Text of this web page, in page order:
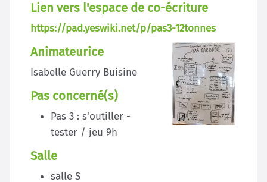
Lien vers l'espace de co-écriture
https://pad.yeswiki.net/p/pas3-12tonnes
Animateurice
Isabelle Guerry Buisine
Pas concerné(s)
Pas 3 : s'outiller -
tester / jeu 9h
Salle
salle S